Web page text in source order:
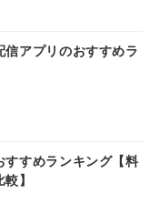
アプリのおすすめラ
すすめランキング【料
】